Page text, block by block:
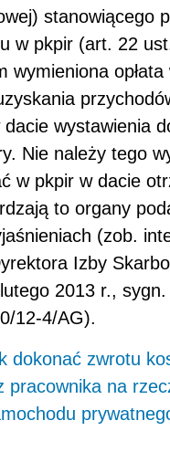
stanowiącego
w pkpir (art. 22
wymieniona opłata
dacie wystawienia
Nie należy tego
w pkpir w dacie
to organy
(zob.
Izby
2013 r., sygn.
12-4/AG).
dokonać zwrotu
pracownika na